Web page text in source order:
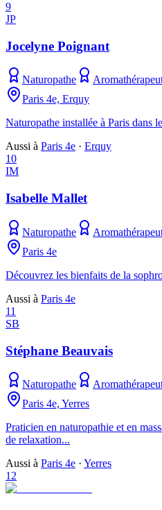
9
JP
Jocelyne Poignant
Naturopathe
Paris 4e, Erquy
Naturopathe installée à Paris dans
Aussi à Paris 4e · Erquy
10
IM
Isabelle Mallet
Naturopathe
Paris 4e
Découvrez les bienfaits de la
Aussi à Paris 4e
11
SB
Stéphane Beauvais
Naturopathe
Paris 4e, Yerres
Praticien en naturopathie et en
de relaxation...
Aussi à Paris 4e · Yerres
12